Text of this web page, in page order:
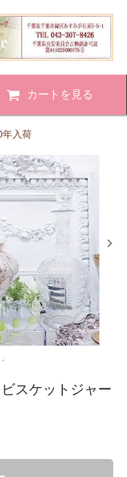
カートを見る
年入荷
スケットジャー